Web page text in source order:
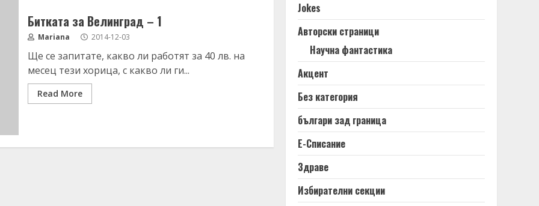
Битката за Велинград – 1
Mariana 2014-12-03
Ще се запитате, какво ли работят за 40 лв. на
месец тези хорица, с какво ли ги...
Read More
Jokes
Авторски страници
Научна фантастика
Акцент
Без категория
българи зад граница
Е-Списание
Здраве
Избирателни секции